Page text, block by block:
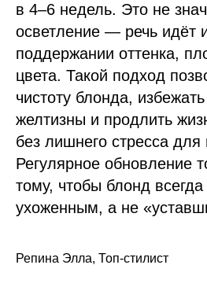
в 4–6 недель. Это не
осветление — речь идёт
поддержании оттенка,
цвета. Такой подход
чистоту блонда,
желтизны и продлить
без лишнего стресса для
Регулярное обновление
тому, чтобы блонд
ухоженным, а не
Репина Элла, Топ-стилист